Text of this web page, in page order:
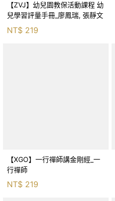
【ZVJ】幼兒園教保活動課程 幼
兒學習評量手冊_廖鳳瑞, 張靜文
NT$ 219
【XGO】一行禪師講金剛經_一
行禪師
NT$ 219